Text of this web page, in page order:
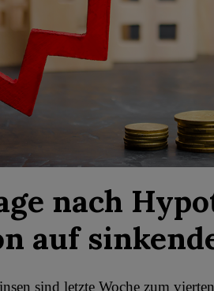
nach
auf
sind letzte Woche zum